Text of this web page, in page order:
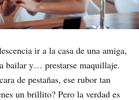
ir a la casa de una amiga,
bailar y… prestarse maquillaje.
de pestañas, ese rubor tan
un brillito? Pero la verdad es